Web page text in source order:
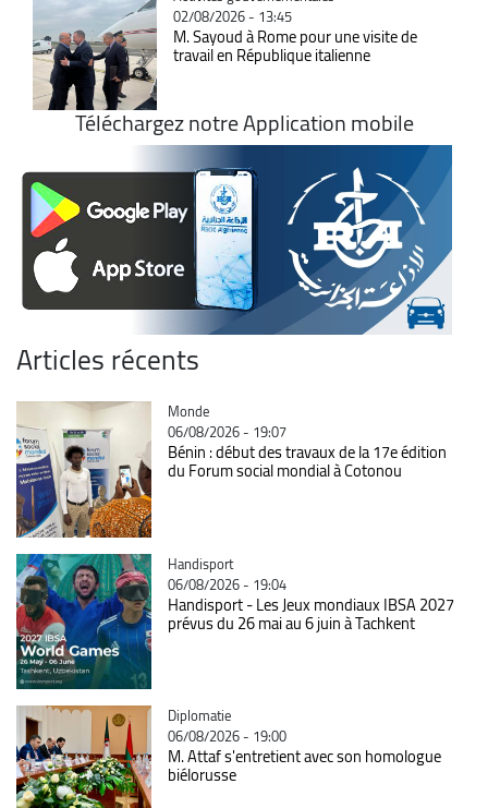
02/08/2026 - 13:45
M. Sayoud à Rome pour une visite de
travail en République italienne
Téléchargez notre Application mobile
Articles récents
Catégorie
Monde
06/08/2026 - 19:07
Bénin : début des travaux de la 17e édition
du Forum social mondial à Cotonou
Catégorie
Handisport
06/08/2026 - 19:04
Handisport - Les Jeux mondiaux IBSA 2027
prévus du 26 mai au 6 juin à Tachkent
Catégorie
Diplomatie
06/08/2026 - 19:00
M. Attaf s'entretient avec son homologue
biélorusse